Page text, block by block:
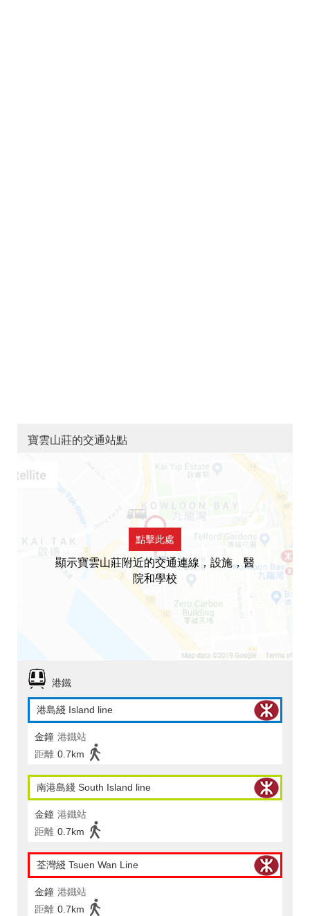
寶雲山莊的交通站點
點擊此處
顯示寶雲山莊附近的交通連線，設施，醫
院和學校
港鐵
港島綫 Island line
金鐘 港鐵站
距離 0.7km
南港島綫 South Island line
金鐘 港鐵站
距離 0.7km
荃灣綫 Tsuen Wan Line
金鐘 港鐵站
距離 0.7km